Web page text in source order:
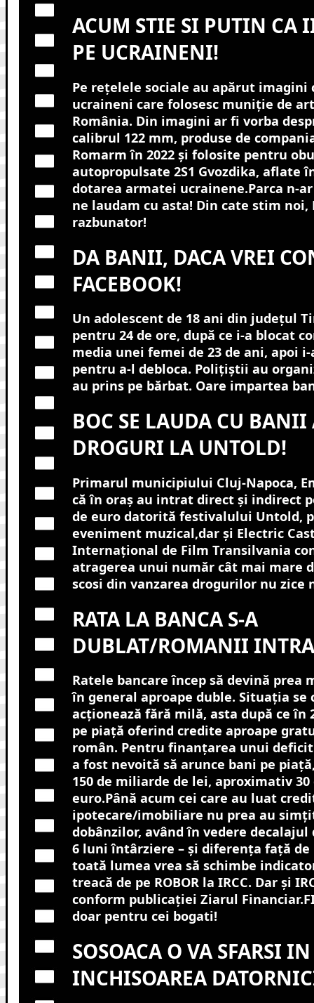
ACUM STIE SI PUTIN CA
PE UCRAINENI!
Pe rețelele sociale au apărut
ucraineni care folosesc muniție de
România. Din imagini ar fi vorba
calibrul 122 mm, produse de
Romarm în 2022 și folosite pentru
autopropulsate 2S1 Gvozdika, aflate
dotarea armatei ucrainene.Parca n-
ne laudam cu asta! Din cate stim noi,
razbunator!
DA BANII, DACA VREI
FACEBOOK!
Un adolescent de 18 ani din judeţul
pentru 24 de ore, după ce i-a blocat
media unei femei de 23 de ani, apoi
pentru a-l debloca. Poliţiştii au
au prins pe bărbat. Oare impartea
BOC SE LAUDA CU BANII
DROGURI LA UNTOLD!
Primarul municipiului Cluj-Napoca,
că în oraş au intrat direct şi indirect
de euro datorită festivalului Untold,
eveniment muzical,dar şi Electric
Internaţional de Film Transilvania
atragerea unui număr cât mai mare
scosi din vanzarea drogurilor nu zice
RATA LA BANCA S-A
DUBLAT/ROMANII
Ratele bancare încep să devină prea
în general aproape duble. Situația se
acționează fără milă, asta după ce în
pe piață oferind credite aproape
român. Pentru finanțarea unui
a fost nevoită să arunce bani pe
150 de miliarde de lei, aproximativ
euro.Până acum cei care au luat
ipotecare/imobiliare nu prea au
dobânzilor, având în vedere decalajul
6 luni întârziere – şi diferenţa faţă de
toată lumea vrea să schimbe
treacă de pe ROBOR la IRCC. Dar şi
conform publicației Ziarul
doar pentru cei bogati!
SOSOACA O VA SFARSI IN
INCHISOAREA